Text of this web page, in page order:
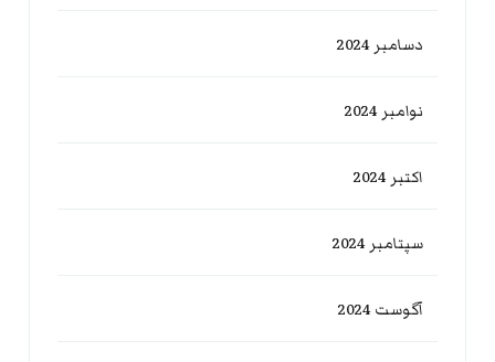
دسامبر 2024
نوامبر 2024
اکتبر 2024
سپتامبر 2024
آگوست 2024